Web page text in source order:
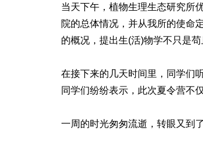
当天下午，植物生理生态研究所
院的总体情况，并从我所的使命
的概况，提出生(活)物学不只是
在接下来的几天时间里，同学们
同学们纷纷表示，此次夏令营不
一周的时光匆匆流逝，转眼又到